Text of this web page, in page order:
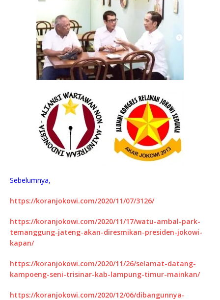
Sebelumnya,
https://koranjokowi.com/2020/11/07/3126/
https://koranjokowi.com/2020/11/17/watu-ambal-park-
temanggung-jateng-akan-diresmikan-presiden-jokowi-
kapan/
https://koranjokowi.com/2020/11/26/selamat-datang-
kampoeng-seni-trisinar-kab-lampung-timur-mainkan/
https://koranjokowi.com/2020/12/06/dibangunnya-